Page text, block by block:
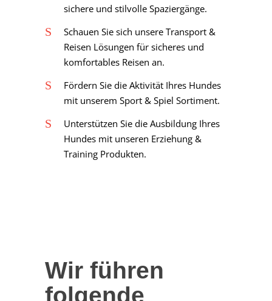
sichere und stilvolle Spaziergänge.
Schauen Sie sich unsere Transport &
Reisen Lösungen für sicheres und
komfortables Reisen an.
Fördern Sie die Aktivität Ihres Hundes
mit unserem Sport & Spiel Sortiment.
Unterstützen Sie die Ausbildung Ihres
Hundes mit unseren Erziehung &
Training Produkten.
Wir führen
folgende